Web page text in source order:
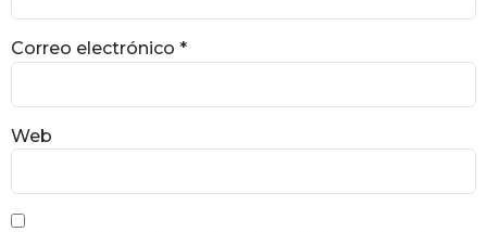
Correo electrónico *
Web